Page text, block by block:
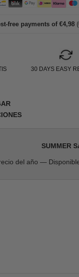
free payments of €4,98
30 DAYS EASY
SUMMER
del año —